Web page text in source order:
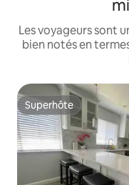
Les voyageurs sont
bien notés en
Superhôte
Superhôte